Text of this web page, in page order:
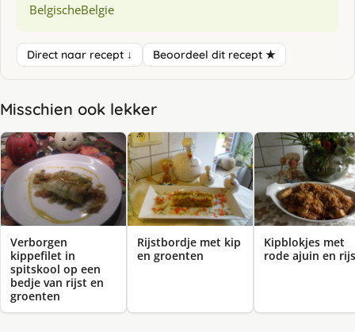
BelgischeBelgie
Direct naar recept ↓ Beoordeel dit recept ★
Misschien ook lekker
Verborgen
kippefilet in
spitskool op een
bedje van rijst en
groenten
Rijstbordje met kip
en groenten
Kipblokjes met
rode ajuin en